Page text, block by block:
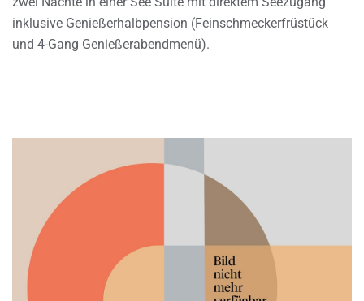
inklusive Genießerhalbpension (Feinschmeckerfrüstück
und 4-Gang Genießerabendmenü).